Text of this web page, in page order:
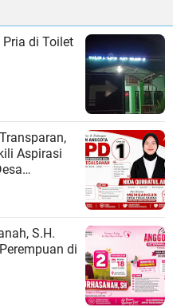
di Toilet
Aspirasi
S.H.
di